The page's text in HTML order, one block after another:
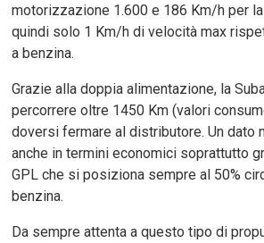
motorizzazione 1.600 e 186 Km/h per
quindi solo 1 Km/h di velocità max
a benzina.
Grazie alla doppia alimentazione, la
percorrere oltre 1450 Km (valori
doversi fermare al distributore. Un dato
anche in termini economici soprattutto
GPL che si posiziona sempre al 50%
benzina.
Da sempre attenta a questo tipo di